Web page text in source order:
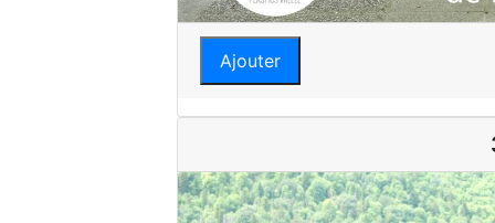
Ajouter